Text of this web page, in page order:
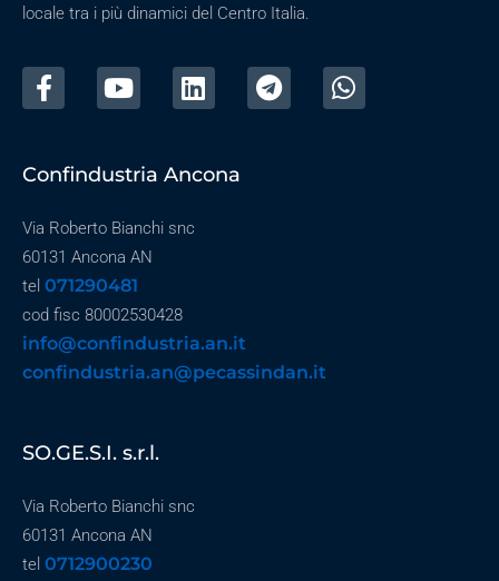
locale tra i più dinamici del Centro Italia.
Confindustria Ancona
Via Roberto Bianchi snc
60131 Ancona AN
tel 071290481
cod fisc 80002530428
info@confindustria.an.it
confindustria.an@pecassindan.it
SO.GE.S.I. s.r.l.
Via Roberto Bianchi snc
60131 Ancona AN
tel 0712900230